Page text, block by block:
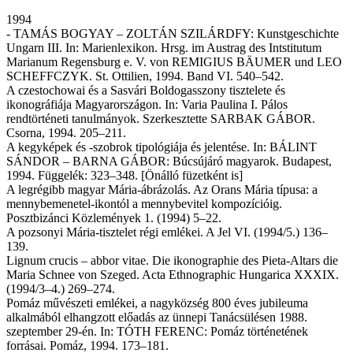
1994
- TAMÁS BOGYAY – ZOLTÁN SZILÁRDFY: Kunstgeschichte
Ungarn III. In: Marienlexikon. Hrsg. im Austrag des Intstitutum
Marianum Regensburg e. V. von REMIGIUS BÄUMER und LEO
SCHEFFCZYK. St. Ottilien, 1994. Band VI. 540–542.
A czestochowai és a Sasvári Boldogasszony tisztelete és
ikonográfiája Magyarországon. In: Varia Paulina I. Pálos
rendtörténeti tanulmányok. Szerkesztette SARBAK GÁBOR.
Csorna, 1994. 205–211.
A kegyképek és -szobrok tipológiája és jelentése. In: BÁLINT
SÁNDOR – BARNA GÁBOR: Búcsújáró magyarok. Budapest,
1994. Függelék: 323–348. [Önálló füzetként is]
A legrégibb magyar Mária-ábrázolás. Az Orans Mária típusa: a
mennybemenetel-ikontól a mennybevitel kompozícióig.
Posztbizánci Közlemények 1. (1994) 5–22.
A pozsonyi Mária-tisztelet régi emlékei. A Jel VI. (1994/5.) 136–
139.
Lignum crucis – abbor vitae. Die ikonographie des Pieta-Altars die
Maria Schnee von Szeged. Acta Ethnographic Hungarica XXXIX.
(1994/3–4.) 269–274.
Pomáz művészeti emlékei, a nagyközség 800 éves jubileuma
alkalmából elhangzott előadás az ünnepi Tanácsülésen 1988.
szeptember 29-én. In: TÓTH FERENC: Pomáz történetének
forrásai. Pomáz, 1994. 173–181.